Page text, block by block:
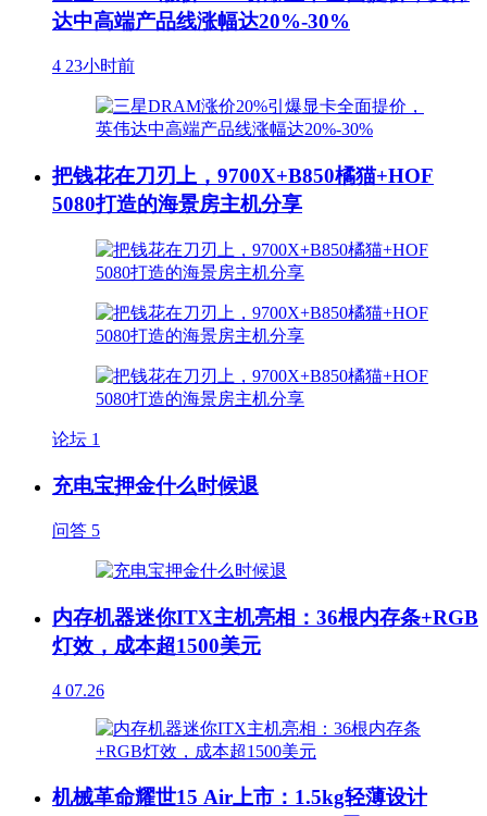
达中高端产品线涨幅达20%-30%
4 23小时前
把钱花在刀刃上，9700X+B850橘猫+HOF
5080打造的海景房主机分享
论坛 1
充电宝押金什么时候退
问答 5
内存机器迷你ITX主机亮相：36根内存条+RGB
灯效，成本超1500美元
4 07.26
机械革命耀世15 Air上市：1.5kg轻薄设计